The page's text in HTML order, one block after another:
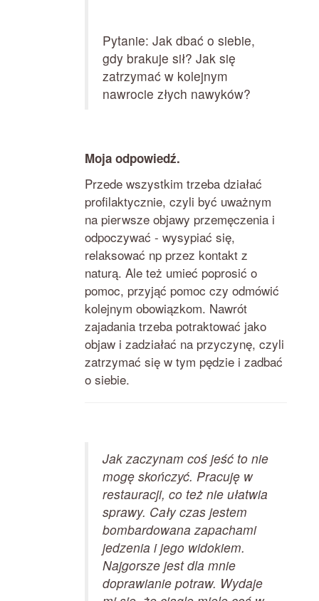
Pytanie: Jak dbać o siebie,
gdy brakuje sił? Jak się
zatrzymać w kolejnym
nawrocie złych nawyków?
Moja odpowiedź.
Przede wszystkim trzeba działać
profilaktycznie, czyli być uważnym
na pierwsze objawy przemęczenia i
odpoczywać - wysypiać się,
relaksować np przez kontakt z
naturą. Ale też umieć poprosić o
pomoc, przyjąć pomoc czy odmówić
kolejnym obowiązkom. Nawrót
zajadania trzeba potraktować jako
objaw i zadziałać na przyczynę, czyli
zatrzymać się w tym pędzie i zadbać
o siebie.
Jak zaczynam coś jeść to nie
mogę skończyć. Pracuję w
restauracji, co też nie ułatwia
sprawy. Cały czas jestem
bombardowana zapachami
jedzenia i jego widokiem.
Najgorsze jest dla mnie
doprawianie potraw. Wydaje